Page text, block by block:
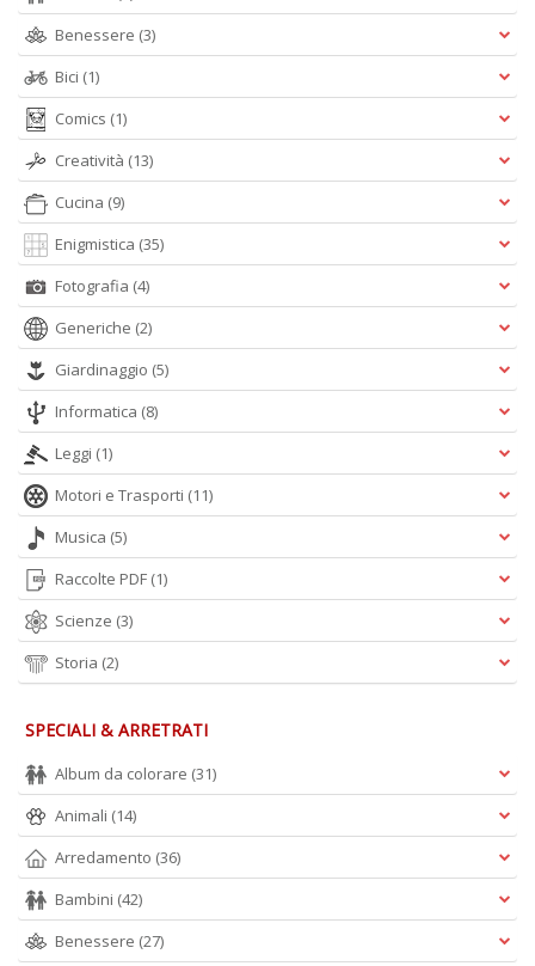
Benessere (3)
Bici (1)
Comics (1)
Creatività (13)
Cucina (9)
Enigmistica (35)
Fotografia (4)
Generiche (2)
Giardinaggio (5)
Informatica (8)
Leggi (1)
Motori e Trasporti (11)
Musica (5)
Raccolte PDF (1)
Scienze (3)
Storia (2)
SPECIALI & ARRETRATI
Album da colorare (31)
Animali (14)
Arredamento (36)
Bambini (42)
Benessere (27)